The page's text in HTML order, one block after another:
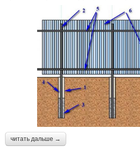
читать дальше →